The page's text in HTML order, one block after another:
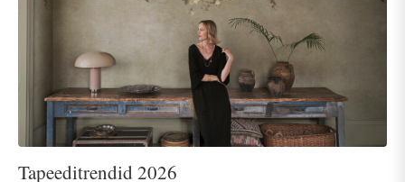
Tapeeditrendid 2026